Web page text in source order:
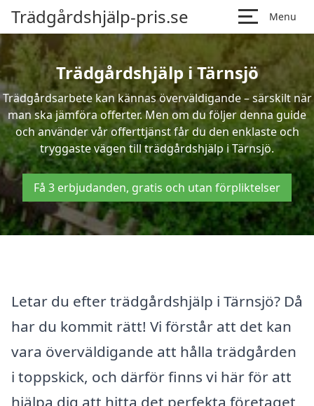
Trädgårdshjälp-pris.se Menu
Trädgårdshjälp i Tärnsjö
Trädgårdsarbete kan kännas överväldigande – särskilt när
man ska jämföra offerter. Men om du följer denna guide
och använder vår offerttjänst får du den enklaste och
tryggaste vägen till trädgårdshjälp i Tärnsjö.
Få 3 erbjudanden, gratis och utan förpliktelser
Letar du efter trädgårdshjälp i Tärnsjö? Då
har du kommit rätt! Vi förstår att det kan
vara överväldigande att hålla trädgården
i toppskick, och därför finns vi här för att
hjälpa dig att hitta det perfekta företaget